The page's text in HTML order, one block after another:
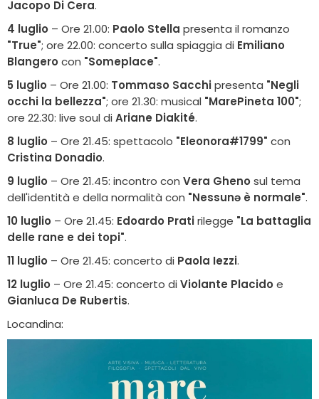
Jacopo Di Cera.
4 luglio – Ore 21.00: Paolo Stella presenta il romanzo
"True"; ore 22.00: concerto sulla spiaggia di Emiliano
Blangero con "Someplace".
5 luglio – Ore 21.00: Tommaso Sacchipresenta "Negli
occhi la bellezza"; ore 21.30: musical "MarePineta 100";
ore 22.30: live soul di Ariane Diakité.
8 luglio – Ore 21.45: spettacolo "Eleonora#1799" con
Cristina Donadio.
9 luglio – Ore 21.45: incontro con Vera Gheno sul tema
dell'identità e della normalità con "Nessunə è normale".
10 luglio – Ore 21.45: Edoardo Pratirilegge "La battaglia
delle rane e dei topi".
11 luglio – Ore 21.45: concerto di Paola Iezzi.
12 luglio – Ore 21.45: concerto di Violante Placido e
Gianluca De Rubertis.
Locandina: